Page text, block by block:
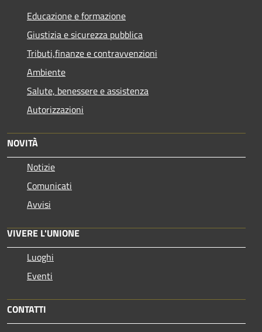
Educazione e formazione
Giustizia e sicurezza pubblica
Tributi,finanze e contravvenzioni
Ambiente
Salute, benessere e assistenza
Autorizzazioni
NOVITÀ
Notizie
Comunicati
Avvisi
VIVERE L'UNIONE
Luoghi
Eventi
CONTATTI